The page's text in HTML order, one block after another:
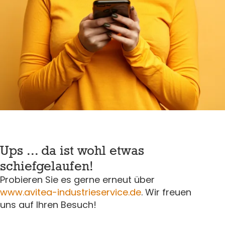
Ups ... da ist wohl etwas
schiefgelaufen!
Probieren Sie es gerne erneut über
www.avitea-industrieservice.de. Wir freuen
uns auf Ihren Besuch!